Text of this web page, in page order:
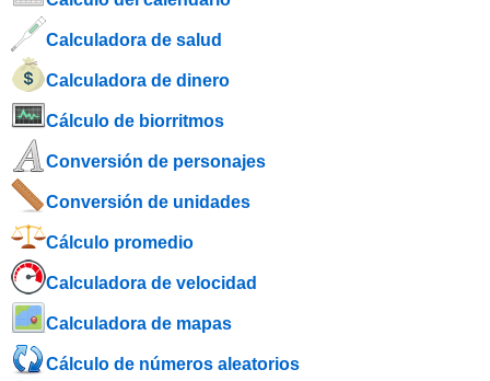
Calculadora de salud
Calculadora de dinero
Cálculo de biorritmos
Conversión de personajes
Conversión de unidades
Cálculo promedio
Calculadora de velocidad
Calculadora de mapas
Cálculo de números aleatorios